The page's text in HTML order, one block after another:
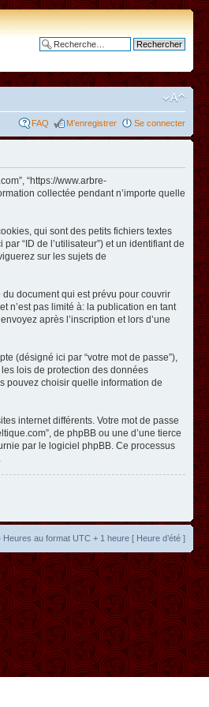
FAQ M’enregistrer Se connecter
“https://www.arbre-
collectée pendant n’importe quelle
qui sont des petits fichiers textes
“ID de l’utilisateur”) et un identifiant de
sur les sujets de
document qui est prévu pour couvrir
n’est pas limité à: la publication en tant
après l’inscription et lors d’une
(désigné ici par “votre mot de passe”),
lois de protection des données
pouvez choisir quelle information de
internet différents. Votre mot de passe
de phpBB ou une d’une tierce
par le logiciel phpBB. Ce processus
Heures au format UTC + 1 heure [ Heure d’été ]